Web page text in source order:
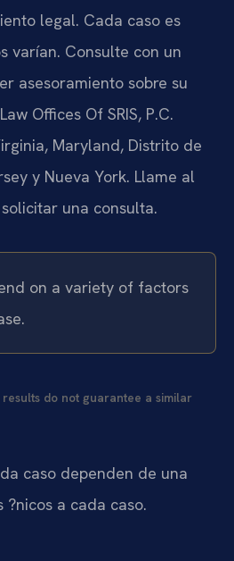
legal. Cada caso es
varían. Consulte con un
asesoramiento sobre su
Offices Of SRIS, P.C.
Maryland, Distrito de
y Nueva York. Llame al
una consulta.
on a variety of factors
do not guarantee a similar
caso dependen de una
a cada caso.